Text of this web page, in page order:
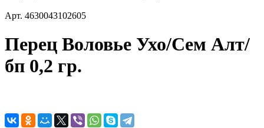
Арт. 4630043102605
Перец Воловье Ухо/Сем Алт/
бп 0,2 гр.